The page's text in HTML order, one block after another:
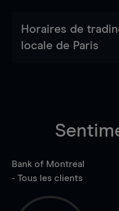
Horaires de
locale de Paris
Bank of Montreal
- Tous les clients